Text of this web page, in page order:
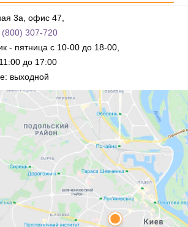
3а, офис 47,
(800) 307-720
- пятница с 10-00 до 18-00,
до 17:00
выходной